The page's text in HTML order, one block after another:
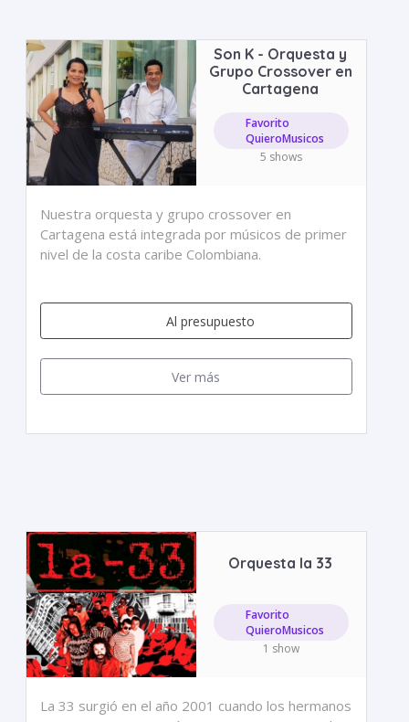
Son K - Orquesta y
Grupo Crossover en
Cartagena
Favorito
QuieroMusicos
5 shows
Nuestra orquesta y grupo crossover en
Cartagena está integrada por músicos de primer
nivel de la costa caribe Colombiana.
Al presupuesto
Ver más
Orquesta la 33
Favorito
QuieroMusicos
1 show
La 33 surgió en el año 2001 cuando los hermanos